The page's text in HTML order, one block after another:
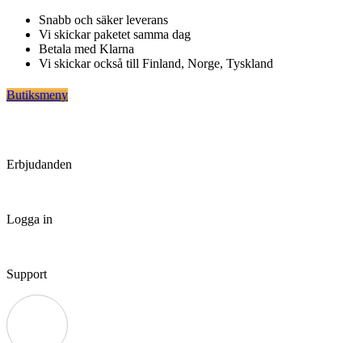
Hoppa
innehåll
Snabb och säker leverans
Vi skickar paketet samma dag
Betala med Klarna
Vi skickar också till Finland, Norge, Tyskland
Butiksmeny
Erbjudanden
Logga in
Support